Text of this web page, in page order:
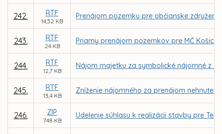
242. RTF
14,52 KB
Prenájom pozemku pre občianske
243. RTF
24 KB
Priamy prenájom pozemkov pre MČ
244. RTF
12,7 KB
Nájom majetku za symbolické nájomné z
245. RTF
13,4 KB
Zníženie nájomného za prenájom
246. ZIP
748 KB
Udelenie súhlasu k realizácii stavby pre